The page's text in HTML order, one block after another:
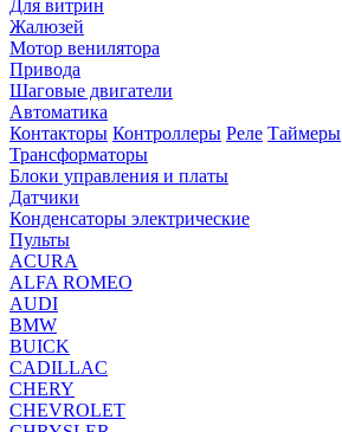
Для витрин
Жалюзей
Мотор венилятора
Привода
Шаговые двигатели
Автоматика
Контакторы Контроллеры Реле Таймеры
Трансформаторы
Блоки управления и платы
Датчики
Конденсаторы электрические
Пульты
ACURA
ALFA ROMEO
AUDI
BMW
BUICK
CADILLAC
CHERY
CHEVROLET